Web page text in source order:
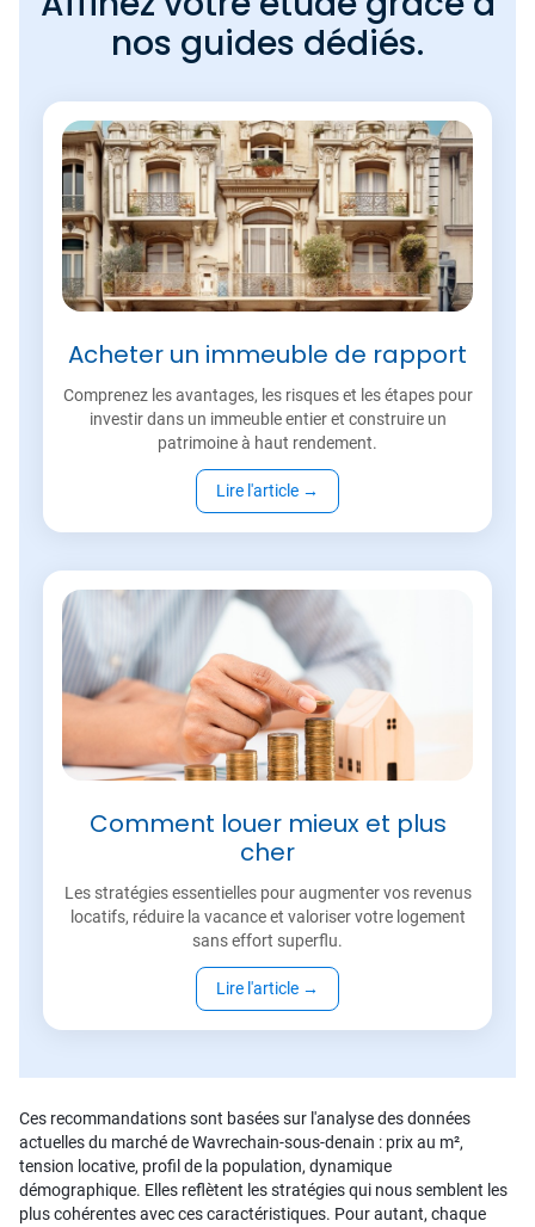
nos guides dédiés.
Acheter un immeuble de rapport
Comprenez les avantages, les risques et les étapes pour
investir dans un immeuble entier et construire un
patrimoine à haut rendement.
Lire l'article →
Comment louer mieux et plus
cher
Les stratégies essentielles pour augmenter vos revenus
locatifs, réduire la vacance et valoriser votre logement
sans effort superflu.
Lire l'article →
Ces recommandations sont basées sur l'analyse des données
actuelles du marché de Wavrechain-sous-denain : prix au m²,
tension locative, profil de la population, dynamique
démographique. Elles reflètent les stratégies qui nous semblent les
plus cohérentes avec ces caractéristiques. Pour autant, chaque